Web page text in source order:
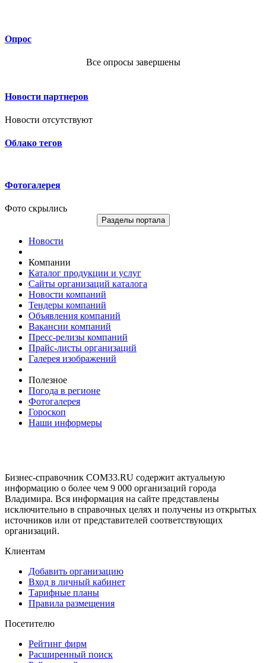
Опрос
Все опросы завершены
Новости партнеров
Новости отсутствуют
Облако тегов
Фотогалерея
Фото скрылись
Разделы портала
Новости
Компании
Каталог продукции и услуг
Сайты организаций каталога
Новости компаний
Тендеры компаний
Объявления компаний
Вакансии компаний
Пресс-релизы компаний
Прайс-листы организаций
Галерея изображений
Полезное
Погода в регионе
Фотогалерея
Гороскоп
Наши информеры
Бизнес-справочник COM33.RU содержит актуальную
информацию о более чем 9 000 организаций города
Владимира. Вся информация на сайте представлены
исключительно в справочных целях и получены из открытых
источников или от представителей соответствующих
организаций.
Клиентам
Добавить организацию
Вход в личный кабинет
Тарифные планы
Правила размещения
Посетителю
Рейтинг фирм
Расширенный поиск